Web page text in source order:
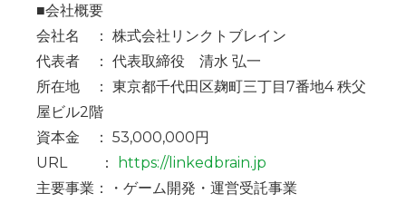
■会社概要
会社名 ： 株式会社リンクトブレイン
代表者 ： 代表取締役 清水 弘一
所在地 ： 東京都千代田区麹町三丁目7番地4 秩父
屋ビル2階
資本金 ： 53,000,000円
URL ：
https://linkedbrain.jp
主要事業：・ゲーム開発・運営受託事業